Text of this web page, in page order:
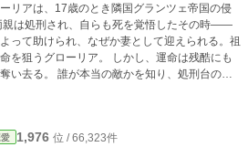
リアは、17歳のとき隣国グランツェ帝国の侵
親は処刑され、自らも死を覚悟したその時――
って助けられ、なぜか妻として迎えられる。祖
ア。 しかし、運命は残酷にも
い去る。 誰が本当の敵かを知り、処刑台の上
と彼女は五歳の頃へと戻っていた。 二度目の
。 家族も、祖国も――そして前世で憎み続け
からも侵略されない基盤を作る。大切なもの
1,976 位 / 66,323件